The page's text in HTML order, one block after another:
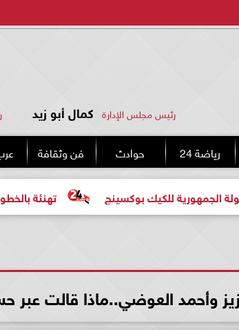
رئيس مجلس الإدارة كمال أبو زيد
رياضة 24 حوادث فن وثقافة
تهنئة بالخطوبة للكيك بوكسينج
وأحمد العوضي..ماذا قالت عبر